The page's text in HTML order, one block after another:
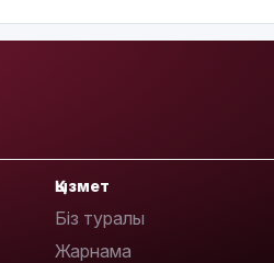
Қызмет
Біз туралы
Жарнама